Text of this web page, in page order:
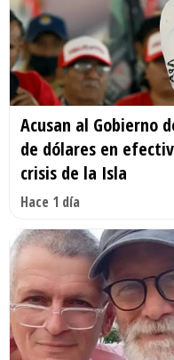
Acusan al Gobierno
de dólares en
crisis de la Isla
Hace 1 día